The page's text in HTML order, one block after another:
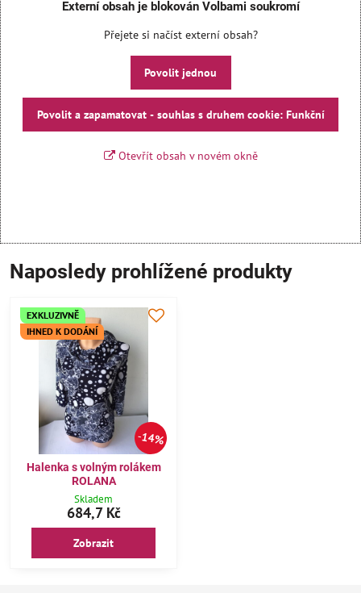
Externí obsah je blokován Volbami soukromí
Přejete si načíst externí obsah?
Povolit jednou
Povolit a zapamatovat - souhlas s druhem cookie: Funkční
Otevřít obsah v novém okně
Naposledy prohlížené produkty
14%
EXKLUZIVNĚ
IHNED K DODÁNÍ
Halenka s volným rolákem
ROLANA
Skladem
684,7 Kč
Zobrazit